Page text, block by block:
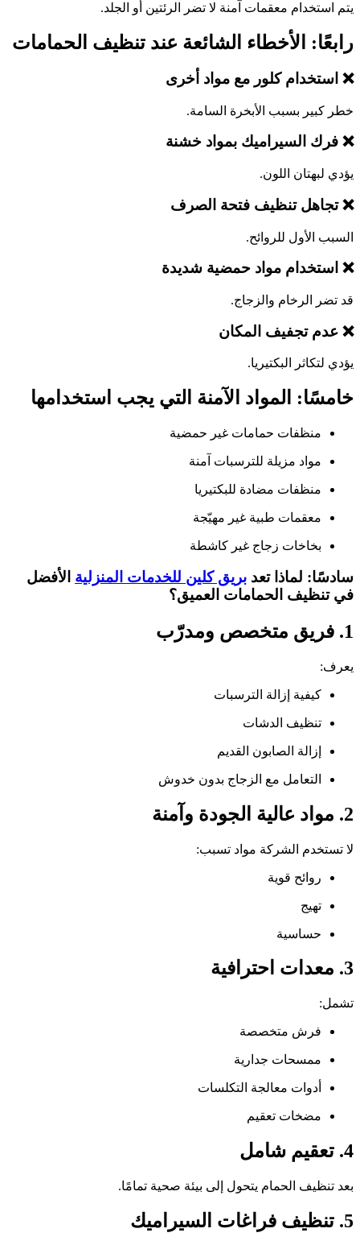
يتم استخدام معقمات آمنة لا تضر الرئتين أو الجلد.
رابعًا: الأخطاء الشائعة عند تنظيف الحمامات
❌ استخدام كلور مع مواد أخرى
خطر كبير بسبب الأبخرة السامة.
❌ فرك السيراميك بمواد خشنة
يؤدي لبهتان اللون.
❌ تجاهل تنظيف فتحة الصرف
السبب الأول للروائح.
❌ استخدام مواد حمضية شديدة
قد تضر الرخام والزجاج.
❌ عدم تجفيف المكان
يؤدي لتكاثر البكتيريا.
خامسًا: المواد الآمنة التي يجب استخدامها
منظفات حمامات غير حمضية
مواد مزيلة للترسبات آمنة
منظفات مضادة للبكتيريا
معقمات طبية غير مهيّجة
بخاخات زجاج غير كاشطة
سادسًا: لماذا تعد بريق كلين للخدمات المنزلية الأفضل
في تنظيف الحمامات العميق؟
1. فريق متخصص ومدرّب
يعرف:
كيفية إزالة الترسبات
تنظيف الدشات
إزالة الصابون القديم
التعامل مع الزجاج بدون خدوش
2. مواد عالية الجودة وآمنة
لا تستخدم الشركة مواد تسبب:
روائح قوية
تهيج
حساسية
3. معدات احترافية
تشمل:
فرش متخصصة
ممسحات جدارية
أدوات معالجة التكلسات
مضخات تعقيم
4. تعقيم شامل
بعد تنظيف الحمام يتحول إلى بيئة صحية تمامًا.
5. تنظيف فراغات السيراميك